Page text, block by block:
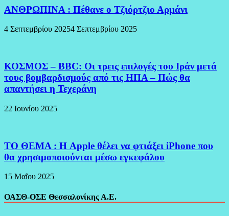
ΑΝΘΡΩΠΙΝΑ : Πέθανε ο Τζιόρτζιο Αρμάνι
4 Σεπτεμβρίου 20254 Σεπτεμβρίου 2025
ΚΟΣΜΟΣ – BBC: Οι τρεις επιλογές του Ιράν μετά
τους βομβαρδισμούς από τις ΗΠΑ – Πώς θα
απαντήσει η Τεχεράνη
22 Ιουνίου 2025
ΤΟ ΘΕΜΑ : Η Apple θέλει να φτιάξει iPhone που
θα χρησιμοποιούνται μέσω εγκεφάλου
15 Μαΐου 2025
ΟΑΣΘ-ΟΣΕ Θεσσαλονίκης Α.Ε.